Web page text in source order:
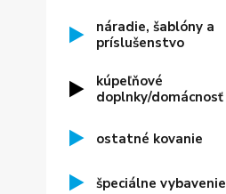
náradie, šablóny a
príslušenstvo
kúpeľňové
doplnky/domácnosť
ostatné kovanie
špeciálne vybavenie